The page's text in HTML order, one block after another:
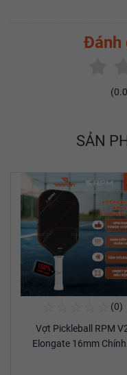
Đánh
(0.0
SẢN
(0)
Vợt Pickleball RPM
Elongate 16mm